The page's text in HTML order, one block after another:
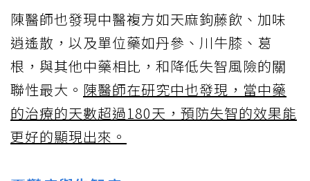
陳醫師也發現中醫複方如天麻鉤藤飲、加味
逍遙散，以及單位藥如丹參、川牛膝、葛
根，與其他中藥相比，和降低失智風險的關
聯性最大。 陳醫師在研究中也發現，當中藥
的治療的天數超過180天，預防失智的效果能
更好的顯現出來。